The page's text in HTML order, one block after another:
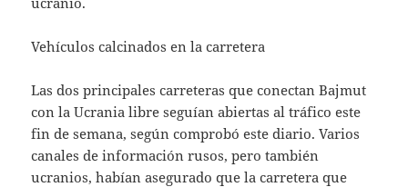
Vehículos calcinados en la carretera
Las dos principales carreteras que conectan Bajmut
con la Ucrania libre seguían abiertas al tráfico este
fin de semana, según comprobó este diario. Varios
canales de información rusos, pero también
ucranios, habían asegurado que la carretera que